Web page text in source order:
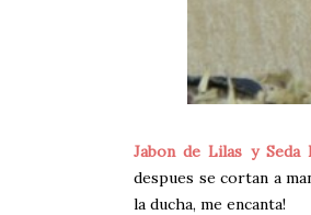
Jabon de Lilas y Seda
despues se cortan a
la ducha, me encanta!